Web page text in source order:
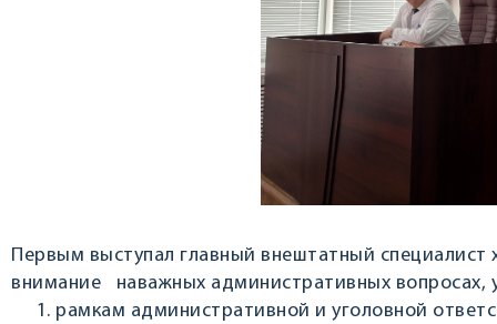
Первым выступал главный внештатный
внимание наважных административных вопросах,
рамкам административной и уголовной